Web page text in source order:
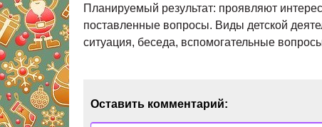
Планируемый результат: проявляют
поставленные вопросы. Виды детской
ситуация, беседа, вспомогательные
Оставить комментарий: